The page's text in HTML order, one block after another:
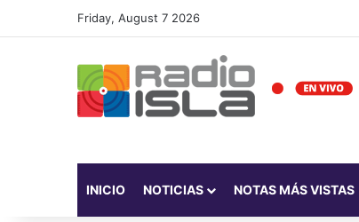
Friday, August 7 2026
INICIO NOTICIAS NOTAS MÁS VISTAS